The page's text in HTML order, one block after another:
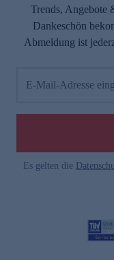
Trends, Angebote
Dankeschön
Abmeldung ist
E-Mail-Adresse
Es gelten die